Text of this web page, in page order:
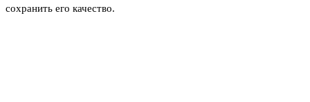
сохранить его качество.